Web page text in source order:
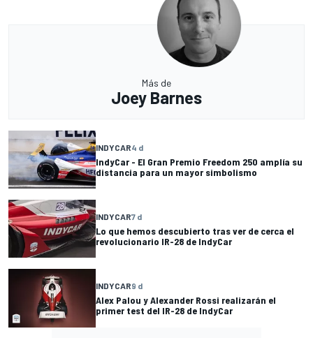
Más de
Joey Barnes
INDYCAR4 d
IndyCar - El Gran Premio Freedom 250 amplía su
distancia para un mayor simbolismo
INDYCAR7 d
Lo que hemos descubierto tras ver de cerca el
revolucionario IR-28 de IndyCar
INDYCAR9 d
Alex Palou y Alexander Rossi realizarán el
primer test del IR-28 de IndyCar